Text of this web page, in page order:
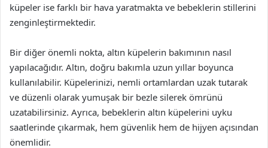
küpeler ise farklı bir hava yaratmakta ve bebeklerin stillerini
zenginleştirmektedir.
Bir diğer önemli nokta, altın küpelerin bakımının nasıl
yapılacağıdır. Altın, doğru bakımla uzun yıllar boyunca
kullanılabilir. Küpelerinizi, nemli ortamlardan uzak tutarak
ve düzenli olarak yumuşak bir bezle silerek ömrünü
uzatabilirsiniz. Ayrıca, bebeklerin altın küpelerini uyku
saatlerinde çıkarmak, hem güvenlik hem de hijyen açısından
önemlidir.